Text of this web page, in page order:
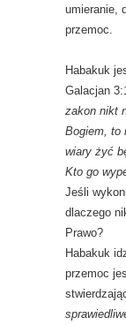
umieranie,
przemoc.
Habakuk
Galacjan
zakon nikt
Bogiem, to
wiary żyć
Kto go
Jeśli
dlaczego
Prawo?
Habakuk
przemoc